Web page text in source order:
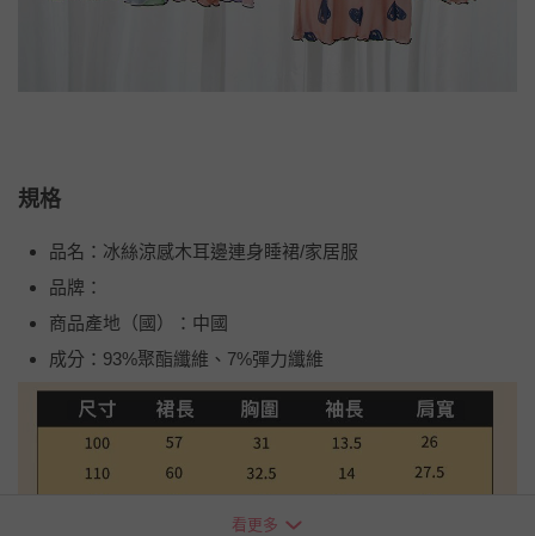
規格
品名：冰絲涼感木耳邊連身睡裙/家居服
品牌：
商品產地（國）：中國
成分：93%聚酯纖維、7%彈力纖維
看更多